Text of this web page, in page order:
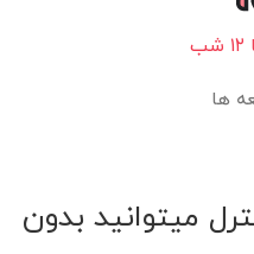
ها
میتوانید بدون